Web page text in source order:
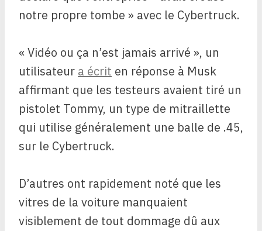
notre propre tombe » avec le Cybertruck.
« Vidéo ou ça n’est jamais arrivé », un
utilisateur a écrit en réponse à Musk
affirmant que les testeurs avaient tiré un
pistolet Tommy, un type de mitraillette
qui utilise généralement une balle de .45,
sur le Cybertruck.
D’autres ont rapidement noté que les
vitres de la voiture manquaient
visiblement de tout dommage dû aux